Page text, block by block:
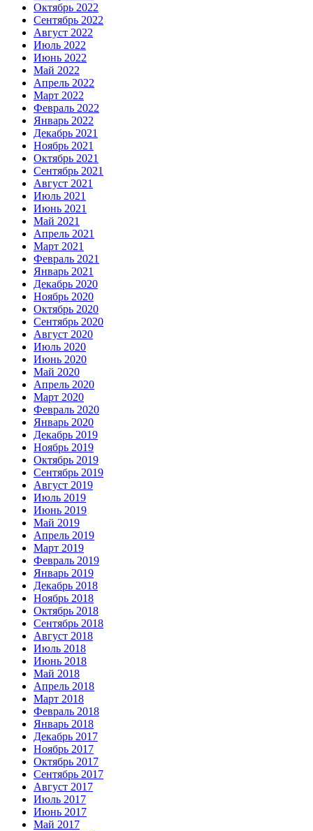
Октябрь 2022
Сентябрь 2022
Август 2022
Июль 2022
Июнь 2022
Май 2022
Апрель 2022
Март 2022
Февраль 2022
Январь 2022
Декабрь 2021
Ноябрь 2021
Октябрь 2021
Сентябрь 2021
Август 2021
Июль 2021
Июнь 2021
Май 2021
Апрель 2021
Март 2021
Февраль 2021
Январь 2021
Декабрь 2020
Ноябрь 2020
Октябрь 2020
Сентябрь 2020
Август 2020
Июль 2020
Июнь 2020
Май 2020
Апрель 2020
Март 2020
Февраль 2020
Январь 2020
Декабрь 2019
Ноябрь 2019
Октябрь 2019
Сентябрь 2019
Август 2019
Июль 2019
Июнь 2019
Май 2019
Апрель 2019
Март 2019
Февраль 2019
Январь 2019
Декабрь 2018
Ноябрь 2018
Октябрь 2018
Сентябрь 2018
Август 2018
Июль 2018
Июнь 2018
Май 2018
Апрель 2018
Март 2018
Февраль 2018
Январь 2018
Декабрь 2017
Ноябрь 2017
Октябрь 2017
Сентябрь 2017
Август 2017
Июль 2017
Июнь 2017
Май 2017